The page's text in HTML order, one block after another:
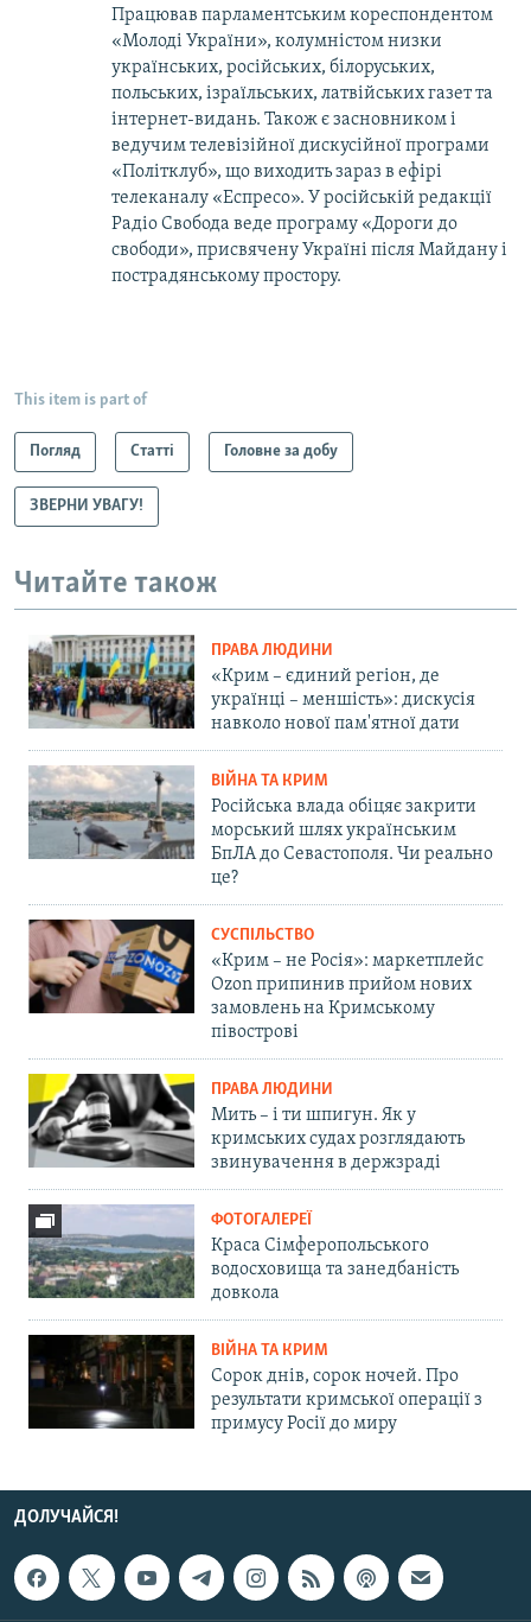
Працював парламентським кореспондентом
«Молоді України», колумністом низки
українських, російських, білоруських,
польських, ізраїльських, латвійських газет та
інтернет-видань. Також є засновником і
ведучим телевізійної дискусійної програми
«Політклуб», що виходить зараз в ефірі
телеканалу «Еспресо». У російській редакції
Радіо Свобода веде програму «Дороги до
свободи», присвячену Україні після Майдану і
пострадянському простору.
This item is part of
Погляд Статті Головне за добу
ЗВЕРНИ УВАГУ!
Читайте також
ПРАВА ЛЮДИНИ
«Крим – єдиний регіон, де
українці – меншість»: дискусія
навколо нової пам'ятної дати
ВІЙНА ТА КРИМ
Російська влада обіцяє закрити
морський шлях українським
БпЛА до Севастополя. Чи реально
це?
СУСПІЛЬСТВО
«Крим – не Росія»: маркетплейс
Ozon припинив прийом нових
замовлень на Кримському
півострові
ПРАВА ЛЮДИНИ
Мить – і ти шпигун. Як у
кримських судах розглядають
звинувачення в держзраді
ФОТОГАЛЕРЕЇ
Краса Сімферопольського
водосховища та занедбаність
довкола
ВІЙНА ТА КРИМ
Сорок днів, сорок ночей. Про
результати кримської операції з
примусу Росії до миру
ДОЛУЧАЙСЯ!